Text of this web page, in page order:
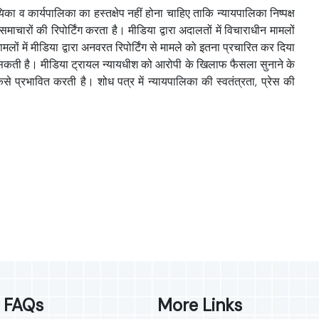
कार्यपालिका का हस्तक्षेप नहीं होना चाहिए ताकि न्यायपालिका निष्पक्ष
रिपोर्टिंग करता है। मीडिया द्वारा अदालतों में विचाराधीन मामलों
में मीडिया द्वारा अनवरत रिपोर्टिंग से मामले को इतना प्रचारित कर दिया
सकती है। मीडिया ट्रायल न्यायधीश को आरोपी के खिलाफ फैसला सुनाने के
प्रभावित करती है। शोध पत्र में न्यायपालिका की स्वतंत्रता, प्रेस की
FAQs More Links